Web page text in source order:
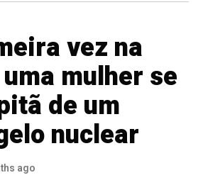
vez na
mulher se
de um
nuclear
ago